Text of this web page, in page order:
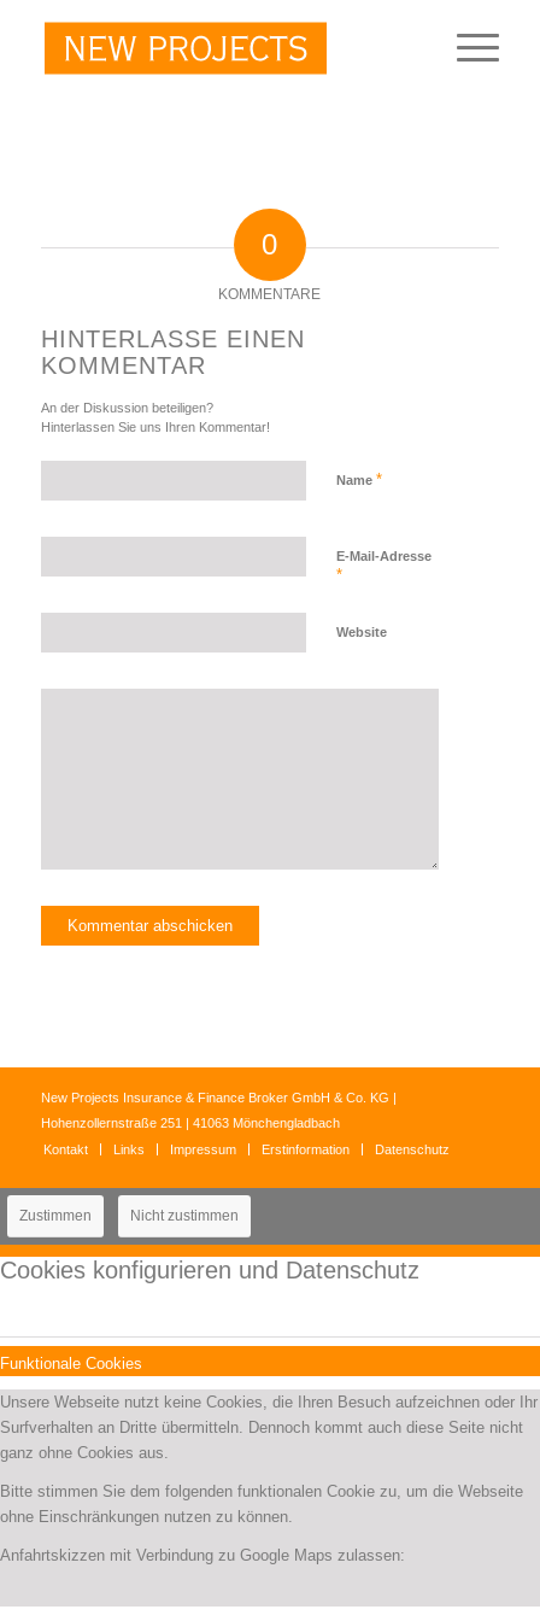
0
KOMMENTARE
HINTERLASSE EINEN
KOMMENTAR
An der Diskussion beteiligen?
Hinterlassen Sie uns Ihren Kommentar!
Name *
E-Mail-Adresse
*
Website
New Projects Insurance & Finance Broker GmbH & Co. KG |
Hohenzollernstraße 251 | 41063 Mönchengladbach
Kontakt
Links Impressum Erstinformation Datenschutz
Zustimmen Nicht zustimmen
Cookies konfigurieren und Datenschutz
Funktionale Cookies
Unsere Webseite nutzt keine Cookies, die Ihren Besuch aufzeichnen oder Ihr
Surfverhalten an Dritte übermitteln. Dennoch kommt auch diese Seite nicht
ganz ohne Cookies aus.
Bitte stimmen Sie dem folgenden funktionalen Cookie zu, um die Webseite
ohne Einschränkungen nutzen zu können.
Anfahrtskizzen mit Verbindung zu Google Maps zulassen: